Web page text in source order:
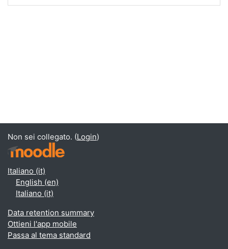
Non sei collegato. (Login)
Italiano ‎(it)‎
English ‎(en)‎
Italiano ‎(it)‎
Data retention summary
Ottieni l'app mobile
Passa al tema standard